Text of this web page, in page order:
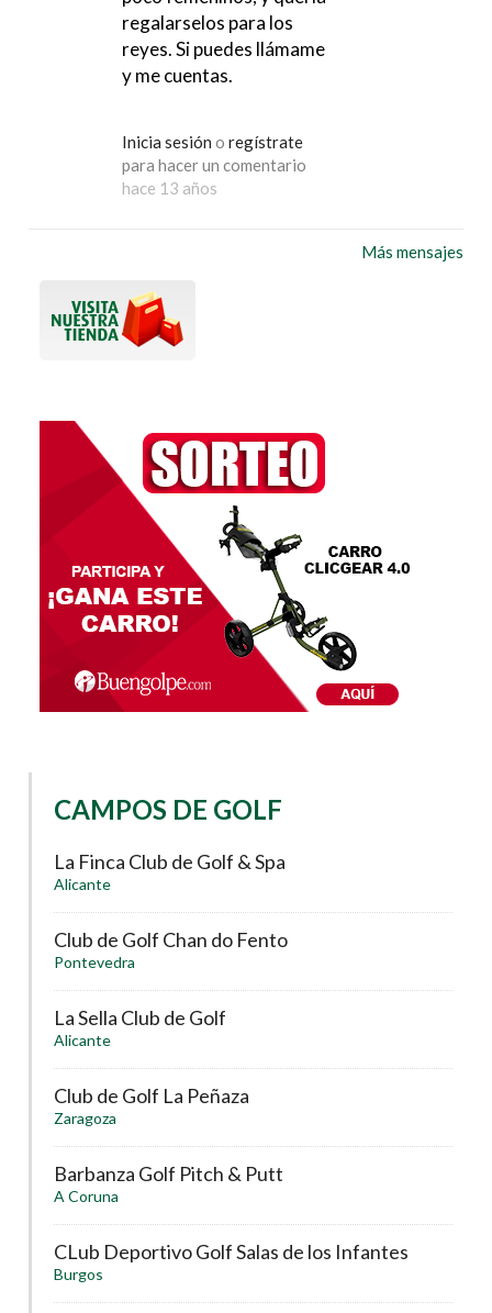
regalarselos para los
reyes. Si puedes llámame
y me cuentas.
Inicia sesión oregístrate
para hacer un comentario
hace 13 años
Más mensajes
CAMPOS DE GOLF
La Finca Club de Golf & Spa
Alicante
Club de Golf Chan do Fento
Pontevedra
La Sella Club de Golf
Alicante
Club de Golf La Peñaza
Zaragoza
Barbanza Golf Pitch & Putt
A Coruna
CLub Deportivo Golf Salas de los Infantes
Burgos